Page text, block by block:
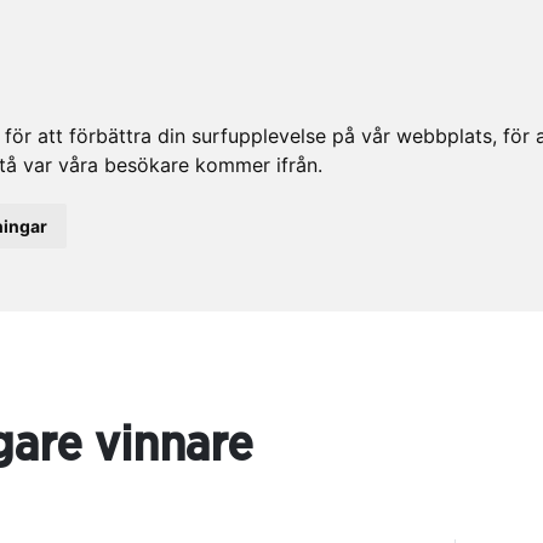
att förbättra din surfupplevelse på vår webbplats, för
var våra besökare kommer ifrån.
vinnare